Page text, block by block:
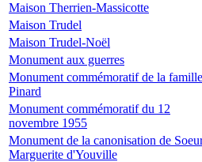
Maison Therrien-Massicotte
Maison Trudel
Maison Trudel-Noël
Monument aux guerres
Monument commémoratif de la famille
Pinard
Monument commémoratif du 12
novembre 1955
Monument de la canonisation de
Marguerite d'Youville